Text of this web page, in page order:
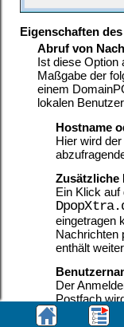
Eigenschaften
Abruf von
Ist diese Option
Maßgabe der
einem
lokalen
Hostname
Hier wird
Zusätzliche
Ein Klick auf
eingetragen
Nachrichten
enthält
Der
Postfach
Kennwort